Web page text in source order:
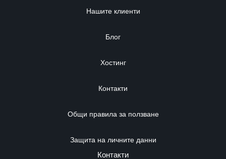
Нашите клиенти
Блог
Хостинг
Контакти
Общи правила за ползване
Защита на личните данни
Контакти